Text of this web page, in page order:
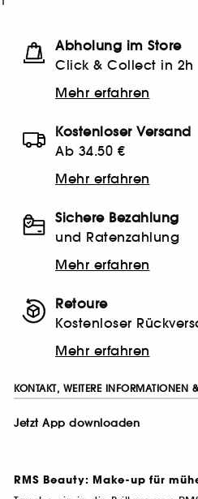
Abholung im Store
Click & Collect in 2h
Mehr erfahren
Kostenloser Versand
Ab 34.50 €
Mehr erfahren
Sichere Bezahlung
und Ratenzahlung
Mehr erfahren
Retoure
Kostenloser
Mehr erfahren
KONTAKT, WEITERE INFORMATIONEN
Jetzt App downloaden
RMS Beauty: Make-up für